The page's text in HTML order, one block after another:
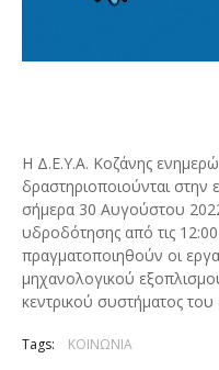
Η Δ.Ε.Υ.Α. Κοζάνης
δραστηριοποιούνται στην
σήμερα 30 Αυγούστου
υδροδότησης από τις
πραγματοποιηθούν οι
μηχανολογικού
κεντρικού συστήματος
Tags: ΚΟΙΝΩΝΙΑ